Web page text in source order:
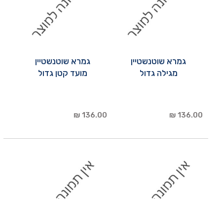
גמרא שוטנשטיין
מגילה גדול
136.00 ₪
גמרא שוטנשטיין
מועד קטן גדול
136.00 ₪